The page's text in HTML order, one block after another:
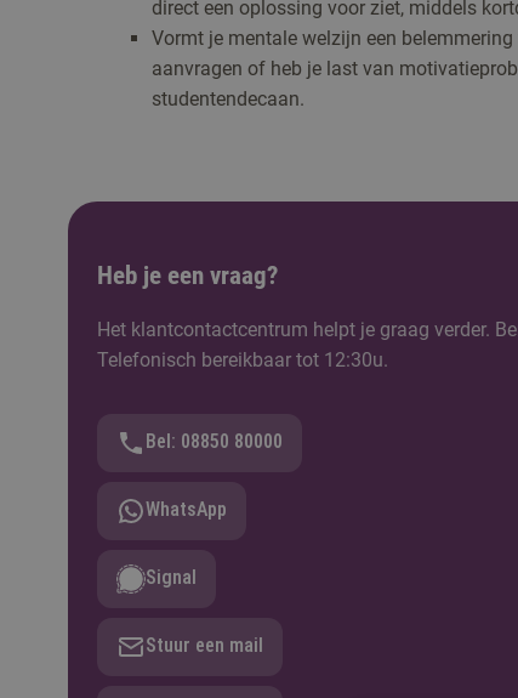
direct een oplossing voor ziet, middels
Vormt je mentale welzijn een
aanvragen of heb je last van
studentendecaan.
Heb je een vraag?
Het klantcontactcentrum helpt je graag verder.
Telefonisch bereikbaar tot 12:30u.
Bel: 08850 80000
WhatsApp
Signal
Stuur een mail